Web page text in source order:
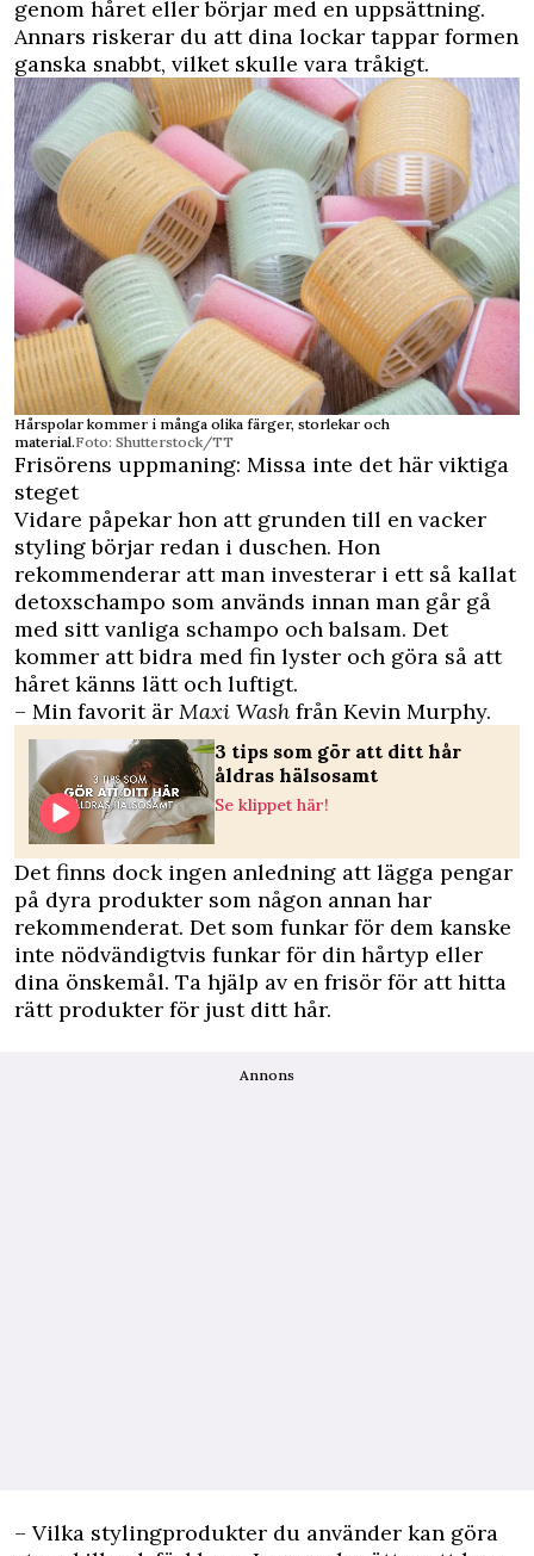
genom håret eller börjar med en uppsättning.
Annars riskerar du att dina lockar tappar formen
ganska snabbt, vilket skulle vara tråkigt.
Hårspolar kommer i många olika färger, storlekar och
material.Foto: Shutterstock/TT
Frisörens uppmaning: Missa inte det här viktiga
steget
Vidare påpekar hon att grunden till en vacker
styling börjar redan i duschen. Hon
rekommenderar att man investerar i ett så kallat
detoxschampo som används innan man går gå
med sitt vanliga schampo och balsam. Det
kommer att bidra med fin lyster och göra så att
håret känns lätt och luftigt.
– Min favorit är Maxi Wash från Kevin Murphy.
3 tips som gör att ditt hår
åldras hälsosamt
Se klippet här!
Det finns dock ingen anledning att lägga pengar
på dyra produkter som någon annan har
rekommenderat. Det som funkar för dem kanske
inte nödvändigtvis funkar för din hårtyp eller
dina önskemål. Ta hjälp av en frisör för att hitta
rätt produkter för just ditt hår.
Annons
– Vilka stylingprodukter du använder kan göra